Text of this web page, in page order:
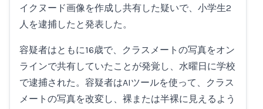
イクヌード画像を作成し共有した疑いで、小学生2
人を逮捕したと発表した。
容疑者はともに16歳で、クラスメートの写真をオン
ラインで共有していたことが発覚し、水曜日に学校
で逮捕された。容疑者はAIツールを使って、クラス
メートの写真を改変し、裸または半裸に見えるよう